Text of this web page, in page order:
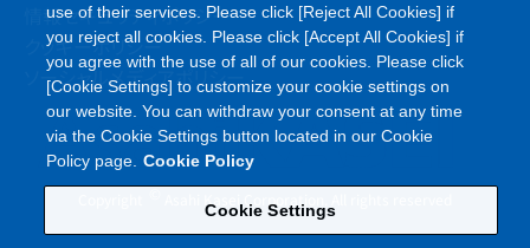
情報セキュリティポリシー
クッキーポリシー
ソーシャルメディアポリシー
©
use of their services. Please click [Reject All Cookies] if
you reject all cookies. Please click [Accept All Cookies] if
you agree with the use of all of our cookies. Please click
[Cookie Settings] to customize your cookie settings on
our website. You can withdraw your consent at any time
via the Cookie Settings button located in our Cookie
Policy page. Cookie Policy
Cookie Settings